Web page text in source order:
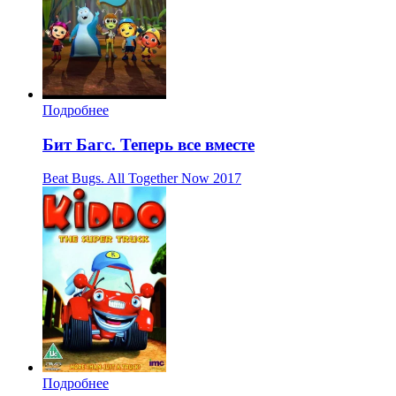
Подробнее
Бит Багс. Теперь все вместе
Beat Bugs. All Together Now 2017
Подробнее